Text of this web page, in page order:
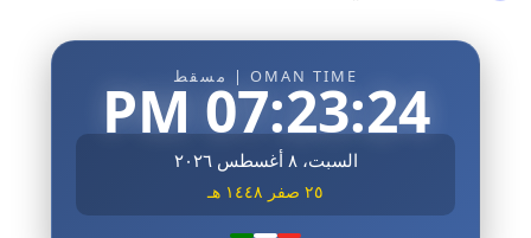
OMAN TIME | مسقط
07:23:26 PM
السبت، ٨ أغسطس ٢٠٢٦
٢٥ صفر ١٤٤٨ هـ